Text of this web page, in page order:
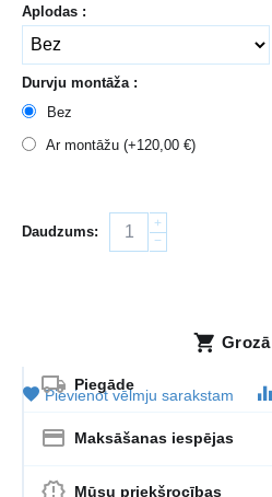
Aplodas :
Durvju montāža :
Bez
Ar montāžu (+120,00 €)
Daudzums:
+
−
Grozā
Pievienot vēlmju sarakstam
Piegāde
Maksāšanas iespējas
Mūsu priekšrocības